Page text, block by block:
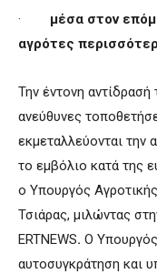
· μέσα στον
αγρότες
Την έντονη αντίδρασή
ανεύθυνες
εκμεταλλεύονται την
το εμβόλιο κατά της
ο Υπουργός
Τσιάρας, μιλώντας
ERTNEWS. Ο
αυτοσυγκράτηση και